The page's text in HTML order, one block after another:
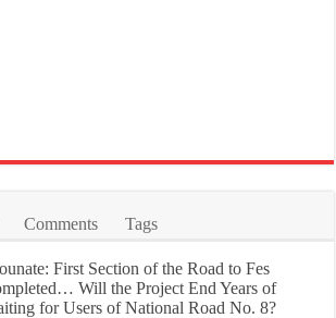
Comments Tags
First Section of the Road to Fes
Will the Project End Years of
for Users of National Road No. 8?